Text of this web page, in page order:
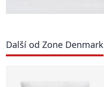
Další od Zone Denmark